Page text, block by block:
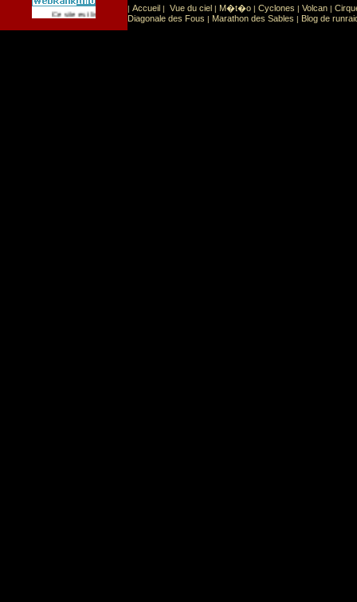
Ce site est list� dans la cat�gorie Sport Sports extr�mes
| Accueil | Vue du ciel | M�t�o | Cyclones | Volcan |
Diagonale des Fous | Marathon des Sables | Blog de